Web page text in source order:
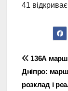
41
136А
Дніпро:
розклад і